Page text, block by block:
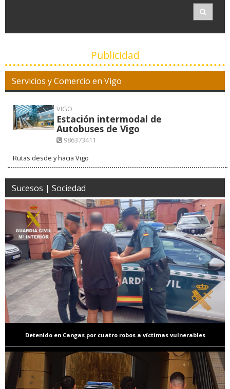
Publicidad
Servicios y Comercio en Vigo
VIGO
Estación intermodal de
Autobuses de Vigo
986373411
Rutas desde y hacia Vigo
Sucesos | Sociedad
Detenido en Cangas por cuatro robos a víctimas vulnerables